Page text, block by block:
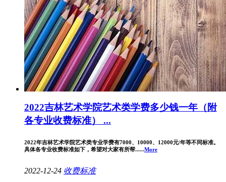
2022吉林艺术学院艺术类学费多少钱一年（附
各专业收费标准） ...
2022年吉林艺术学院艺术类专业学费有7000、10000、12000元/年等不同标准。
具体各专业收费标准如下，希望对大家有所帮......More
2022-12-24 收费标准